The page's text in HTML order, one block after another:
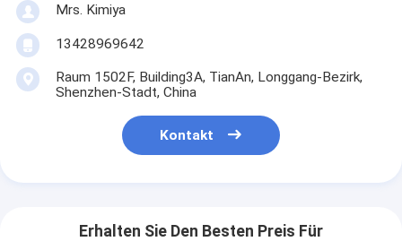
Mrs. Kimiya
13428969642
Raum 1502F, Building3A, TianAn, Longgang-Bezirk,
Shenzhen-Stadt, China
Kontakt
Erhalten Sie Den Besten Preis Für